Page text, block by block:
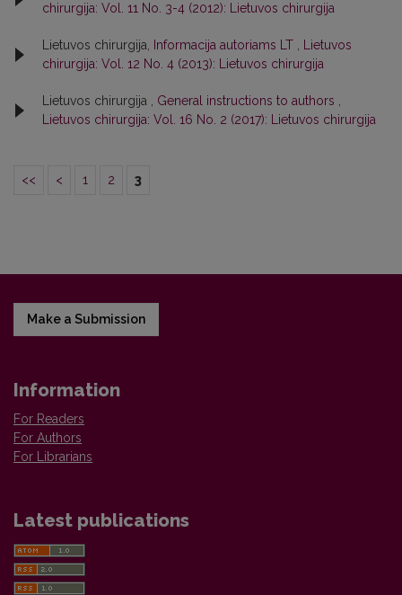
chirurgija: Vol. 11 No. 3-4 (2012): Lietuvos chirurgija
Lietuvos chirurgija, Informacija autoriams LT
Lietuvos
chirurgija: Vol. 12 No. 4 (2013): Lietuvos chirurgija
Lietuvos chirurgija , General instructions to authors
Lietuvos chirurgija: Vol. 16 No. 2 (2017): Lietuvos chirurgija
<< < 1 2 3
Make a Submission
Information
For Readers
For Authors
For Librarians
Latest publications